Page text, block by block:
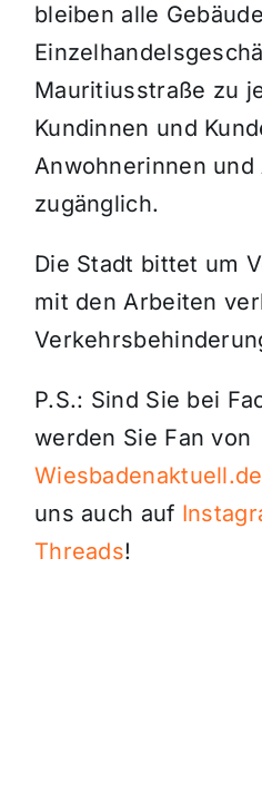
bleiben alle
Mauritiusstraße zu
Kundinnen und
Anwohnerinnen und
zugänglich.
Die Stadt bittet um
mit den Arbeiten
P.S.: Sind Sie bei
werden Sie Fan von
Wiesbadenaktuell.de
uns auch auf
Threads!